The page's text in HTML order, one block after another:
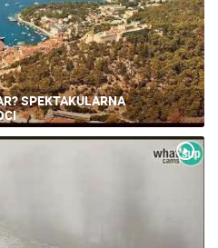
SPEKTAKULARNA